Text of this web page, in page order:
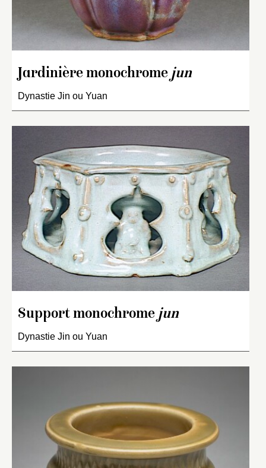
Jardinière monochrome jun
Dynastie Jin ou Yuan
Support monochrome jun
Dynastie Jin ou Yuan